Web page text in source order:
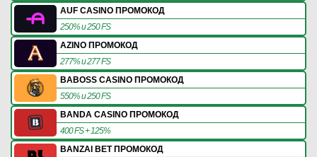
AUF CASINO ПРОМОКОД
250% и 250 FS
AZINO ПРОМОКОД
277% и 277 FS
BABOSS CASINO ПРОМОКОД
550% и 250 FS
BANDA CASINO ПРОМОКОД
400 FS + 125%
BANZAI BET ПРОМОКОД